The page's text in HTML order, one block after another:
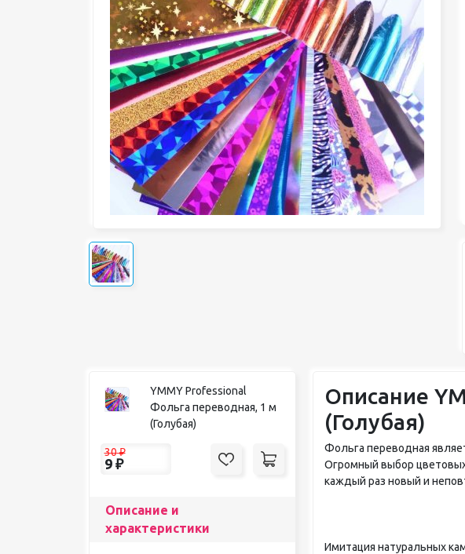
педикюра
Кисти
Лак для
Лампы для
Лечение и
ногтями
Пилки для
Полигели
Средства
YMMY Professional
Фольга переводная, 1 м
(Голубая)
30₽
9 ₽
Описание и
характеристики
Описание
(Голубая)
Фольга переводная
Огромный выбор
каждый раз новый и
Имитация натуральных